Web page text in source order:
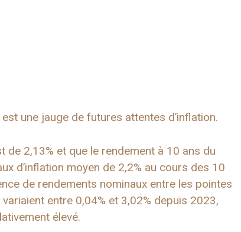
une jauge de futures attentes d’inflation.
de 2,13% et que le rendement à 10 ans du
d’inflation moyen de 2,2% au cours des 10
de rendements nominaux entre les pointes
entre 0,04% et 3,02% depuis 2023,
élevé.